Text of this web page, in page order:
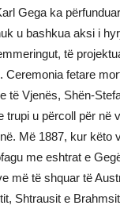
Gega ka
u bashkua aksi i
tё
Ceremonia fetare
të Vjenës, Shën-
trupi u përcoll për në
Më 1887, kur këto
me eshtrat e
më të shquar të
Shtrausit e